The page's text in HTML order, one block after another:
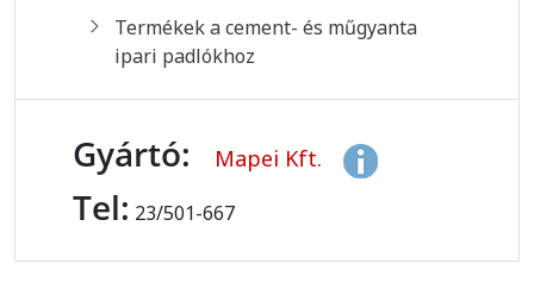
Termékek a cement- és műgyanta
ipari padlókhoz
Gyártó: Mapei Kft.
Tel: 23/501-667